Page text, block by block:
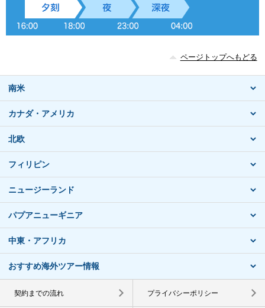
ページトップへもどる
南米
カナダ・アメリカ
北欧
フィリピン
ニュージーランド
パプアニューギニア
中東・アフリカ
おすすめ海外ツアー情報
契約までの流れ プライバシーポリシー